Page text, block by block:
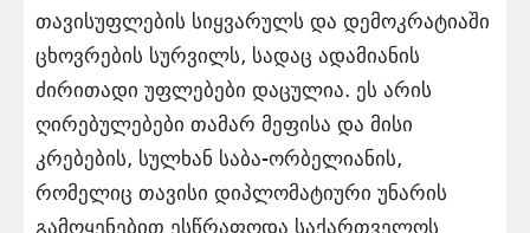
თავისუფლების სიყვარულს და დემოკრატიაში
ცხოვრების სურვილს, სადაც ადამიანის
ძირითადი უფლებები დაცულია. ეს არის
ღირებულებები თამარ მეფისა და მისი
კრებების, სულხან საბა-ორბელიანის,
რომელიც თავისი დიპლომატიური უნარის
გამოყენებით ესწრაფოდა საქართველოს